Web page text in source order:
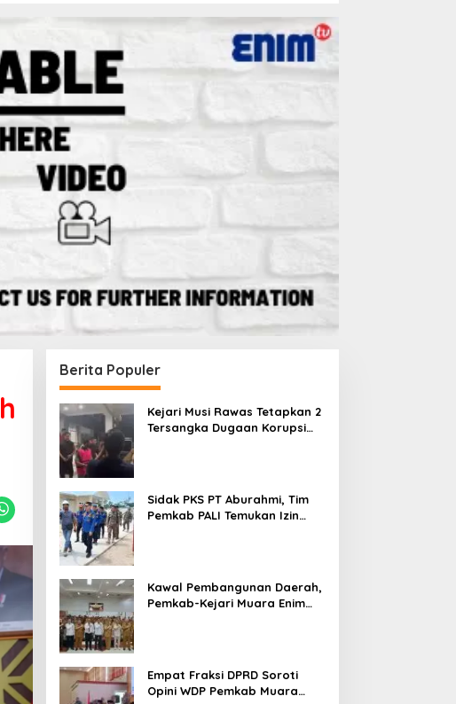
Berita Populer
Kejari Musi Rawas Tetapkan 2
Tersangka Dugaan Korupsi
Sidak PKS PT Aburahmi, Tim
Pemkab PALI Temukan Izin
Kawal Pembangunan Daerah,
Pemkab-Kejari Muara Enim
Empat Fraksi DPRD Soroti
Opini WDP Pemkab Muara